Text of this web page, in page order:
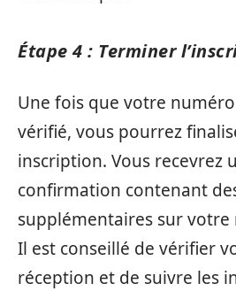
Étape 4 : Terminer
Une fois que votre
vérifié, vous pourrez
inscription. Vous recevrez
confirmation contenant
supplémentaires sur
Il est conseillé de vérifier
réception et de suivre les